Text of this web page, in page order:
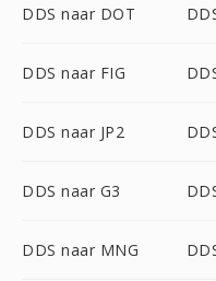
DDS naar DOT
DDS naar FIG
DDS naar JP2
DDS naar G3
DDS naar MNG